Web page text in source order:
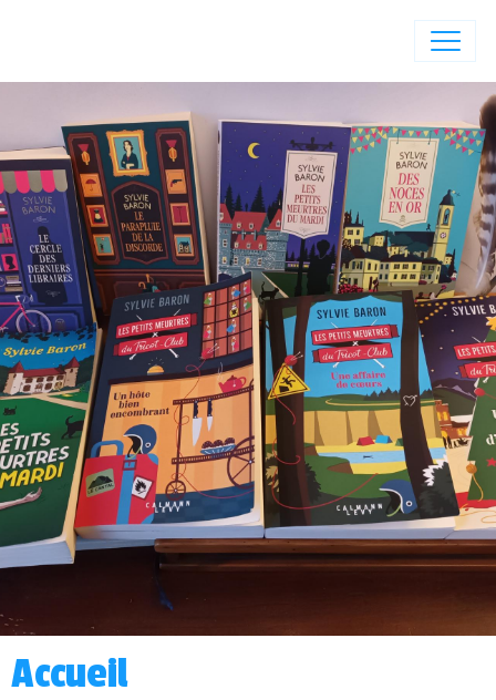
Accueil